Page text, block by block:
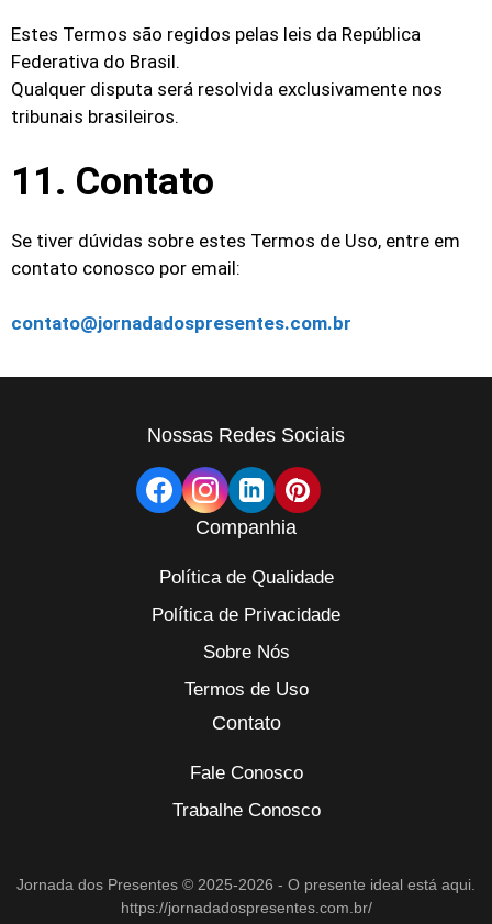
Estes Termos são regidos pelas leis da República
Federativa do Brasil.
Qualquer disputa será resolvida exclusivamente nos
tribunais brasileiros.
11. Contato
Se tiver dúvidas sobre estes Termos de Uso, entre em
contato conosco por email:
contato@jornadadospresentes.com.br
Nossas Redes Sociais
Companhia
Política de Qualidade
Política de Privacidade
Sobre Nós
Termos de Uso
Contato
Fale Conosco
Trabalhe Conosco
Jornada dos Presentes © 2025-2026 - O presente ideal está aqui.
https://jornadadospresentes.com.br/